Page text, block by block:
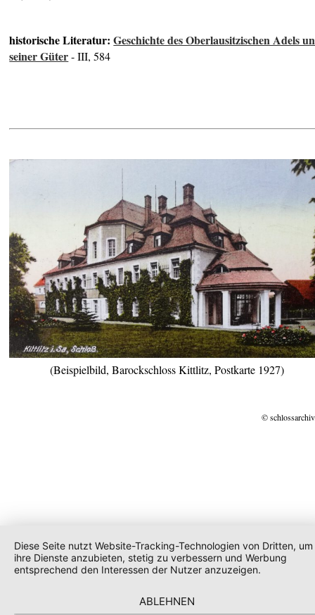
historische Literatur:Geschichte des Oberlausitzischen Adels
seiner Güter- III, 584
(Beispielbild, Barockschloss Kittlitz, Postkarte 1927)
©
Diese Seite nutzt Website-Tracking-Technologien von Dritten, um
ihre Dienste anzubieten, stetig zu verbessern und Werbung
entsprechend den Interessen der Nutzer anzuzeigen.
ABLEHNEN